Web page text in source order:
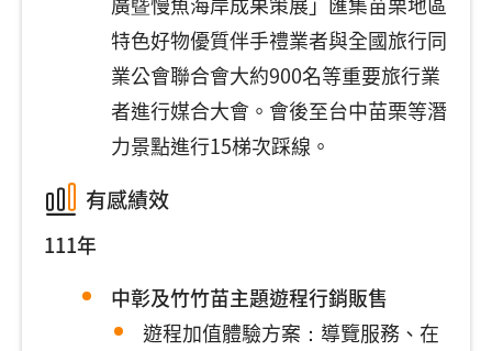
特色好物優質伴手禮業者與全國旅行同
業公會聯合會大約900名等重要旅行業
者進行媒合大會。會後至台中苗栗等潛
力景點進行15梯次踩線。
有感績效
111年
中彰及竹竹苗主題遊程行銷販售
遊程加值體驗方案：導覽服務、在